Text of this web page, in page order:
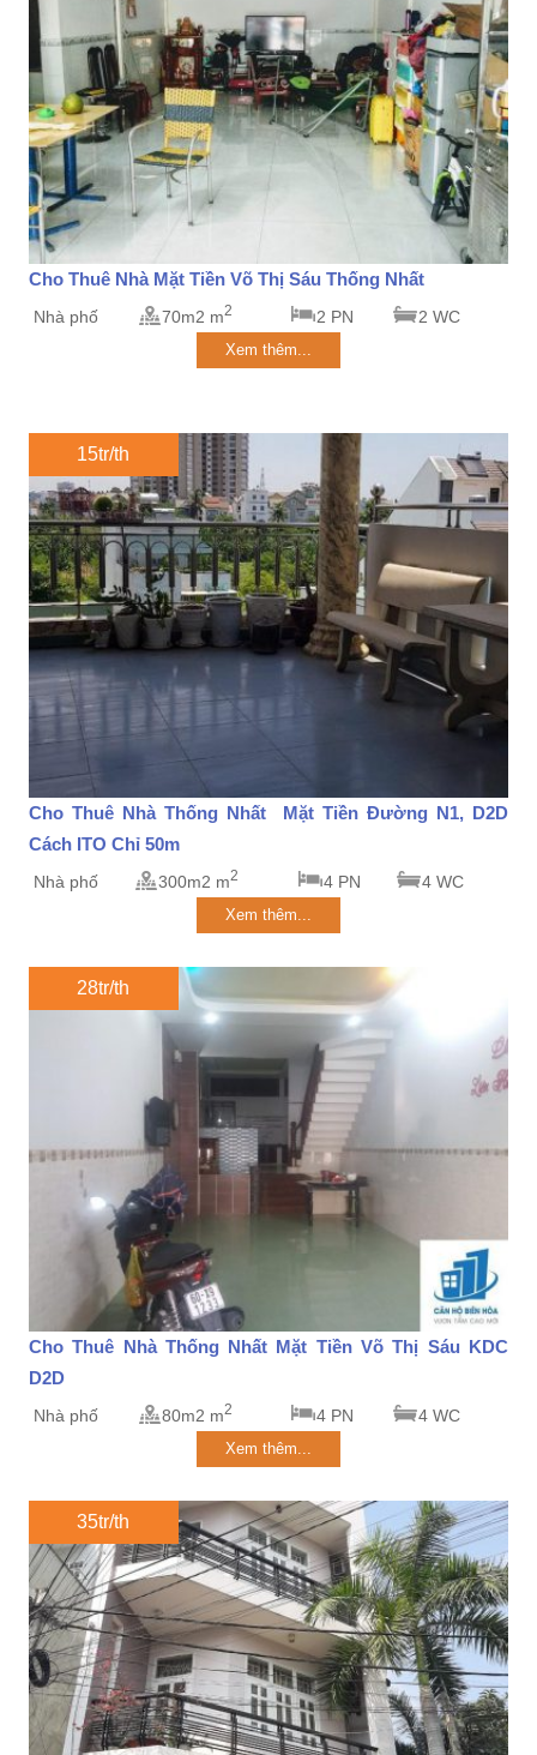
Cho Thuê Nhà Mặt Tiền Võ Thị Sáu Thống Nhất
Nhà phố 70m2 m2 2 PN 2 WC
Xem thêm...
15tr/th
Cho Thuê Nhà Thống Nhất Mặt Tiền Đường N1, D2D
Cách ITO Chỉ 50m
Nhà phố 300m2 m2 4 PN 4 WC
Xem thêm...
28tr/th
Cho Thuê Nhà Thống Nhất Mặt Tiền Võ Thị Sáu KDC
D2D
Nhà phố 80m2 m2 4 PN 4 WC
Xem thêm...
35tr/th